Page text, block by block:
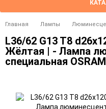
Главная Лампы
L36/62 G13 T8
Жёлтая | - Лампа
специальная OSRAM